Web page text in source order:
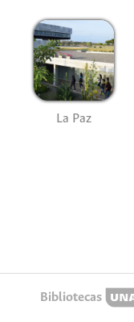
La Paz
Bibliotecas